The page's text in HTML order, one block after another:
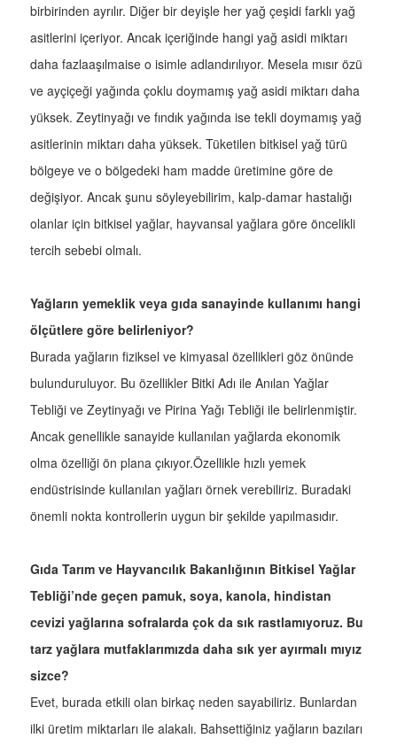
birbirinden ayrılır. Diğer bir deyişle her yağ çeşidi farklı yağ
asitlerini içeriyor. Ancak içeriğinde hangi yağ asidi miktarı
daha fazlaaşılmaise o isimle adlandırılıyor. Mesela mısır özü
ve ayçiçeği yağında çoklu doymamış yağ asidi miktarı daha
yüksek. Zeytinyağı ve fındık yağında ise tekli doymamış yağ
asitlerinin miktarı daha yüksek. Tüketilen bitkisel yağ türü
bölgeye ve o bölgedeki ham madde üretimine göre de
değişiyor. Ancak şunu söyleyebilirim, kalp-damar hastalığı
olanlar için bitkisel yağlar, hayvansal yağlara göre öncelikli
tercih sebebi olmalı.
Yağların yemeklik veya gıda sanayinde kullanımı hangi
ölçütlere göre belirleniyor?
Burada yağların fiziksel ve kimyasal özellikleri göz önünde
bulunduruluyor. Bu özellikler Bitki Adı ile Anılan Yağlar
Tebliği ve Zeytinyağı ve Pirina Yağı Tebliği ile belirlenmiştir.
Ancak genellikle sanayide kullanılan yağlarda ekonomik
olma özelliği ön plana çıkıyor.Özellikle hızlı yemek
endüstrisinde kullanılan yağları örnek verebiliriz. Buradaki
önemli nokta kontrollerin uygun bir şekilde yapılmasıdır.
Gıda Tarım ve Hayvancılık Bakanlığının Bitkisel Yağlar
Tebliği’nde geçen pamuk, soya, kanola, hindistan
cevizi yağlarına sofralarda çok da sık rastlamıyoruz. Bu
tarz yağlara mutfaklarımızda daha sık yer ayırmalı mıyız
sizce?
Evet, burada etkili olan birkaç neden sayabiliriz. Bunlardan
ilki üretim miktarları ile alakalı. Bahsettiğiniz yağların bazıları